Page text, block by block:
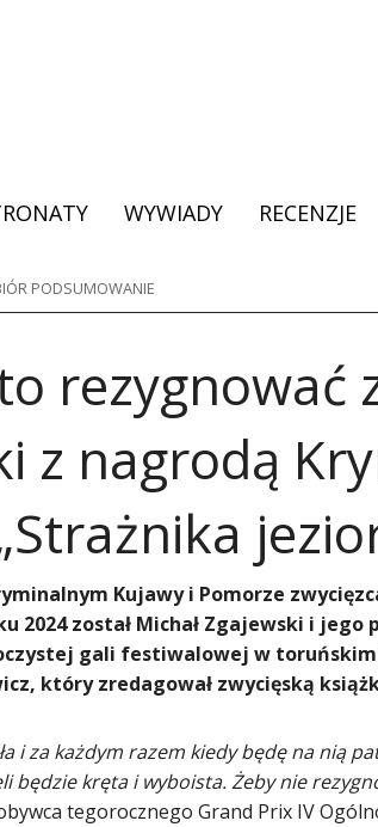
WYWIADY RECENZJE
PODSUMOWANIE
rezygnować
z nagrodą
Kujawy i Pomorze
2024 został Michał Zgajewski i jego
gali festiwalowej w toruńskim
który zredagował zwycięską
i za każdym razem kiedy będę na nią
będzie kręta i wyboista. Żeby nie
tegorocznego Grand Prix IV